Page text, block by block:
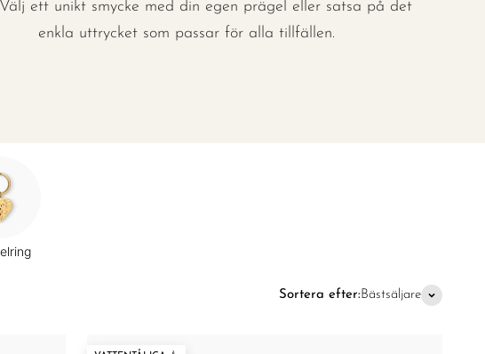
ett unikt smycke med din egen prägel eller satsa på det
enkla uttrycket som passar för alla tillfällen.
Sortera efter:Bästsäljare